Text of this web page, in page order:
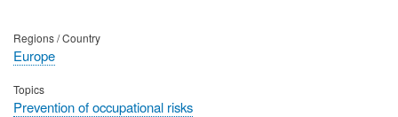
Regions / Country
Europe
Topics
Prevention of occupational risks